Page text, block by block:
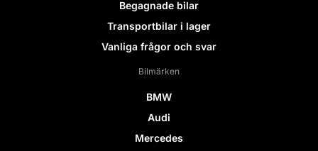
Begagnade bilar
Transportbilar i lager
Vanliga frågor och svar
Bilmärken
BMW
Audi
Mercedes